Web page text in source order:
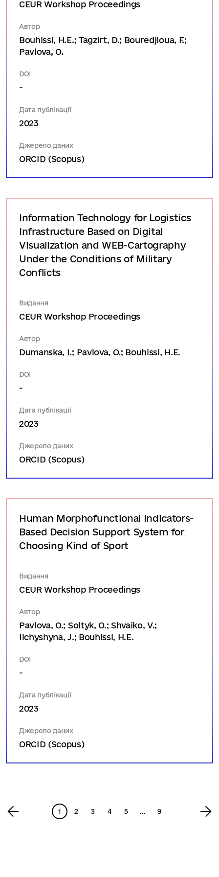
CEUR Workshop Proceedings
Автор
Bouhissi, H.E.; Tagzirt, D.; Bouredjioua, F.;
Pavlova, O.
DOI
-
Дата публікації
2023
Джерело даних
ORCID (Scopus)
Information Technology for Logistics
Infrastructure Based on Digital
Visualization and WEB-Cartography
Under the Conditions of Military
Conflicts
Видання
CEUR Workshop Proceedings
Автор
Dumanska, I.; Pavlova, O.; Bouhissi, H.E.
DOI
-
Дата публікації
2023
Джерело даних
ORCID (Scopus)
Human Morphofunctional Indicators-
Based Decision Support System for
Choosing Kind of Sport
Видання
CEUR Workshop Proceedings
Автор
Pavlova, O.; Soltyk, O.; Shvaiko, V.;
Ilchyshyna, J.; Bouhissi, H.E.
DOI
-
Дата публікації
2023
Джерело даних
ORCID (Scopus)
1 2 3 4 5 ... 9